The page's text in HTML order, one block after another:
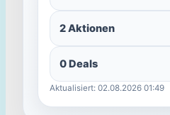
2 Aktionen
0 Deals
Aktualisiert: 02.08.2026 01:49